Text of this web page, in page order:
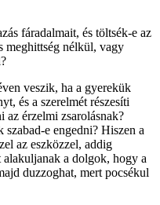
fáradalmait, és töltsék-e az
meghittség nélkül, vagy
veszik, ha a gyerekük
és a szerelmét részesíti
az érzelmi zsarolásnak?
e engedni? Hiszen a
az eszközzel, addig
a dolgok, hogy a
duzzoghat, mert pocsékul